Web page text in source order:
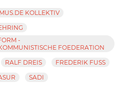
KOLLEKTIV
-
FOEDERATION
RALF DREIS
FREDERIK FUSS
SADI